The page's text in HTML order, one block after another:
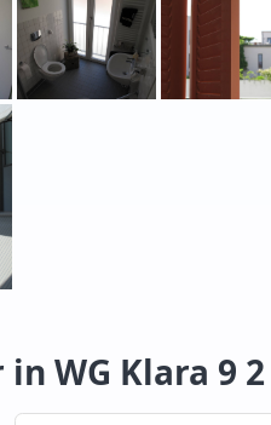
WG Klara 9 2